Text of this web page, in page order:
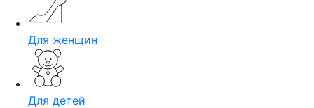
Для женщин
Для детей